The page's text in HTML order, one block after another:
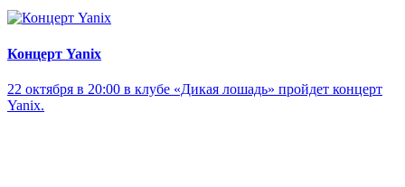
Концерт Yanix
22 октября в 20:00 в клубе «Дикая лошадь» пройдет концерт
Yanix.